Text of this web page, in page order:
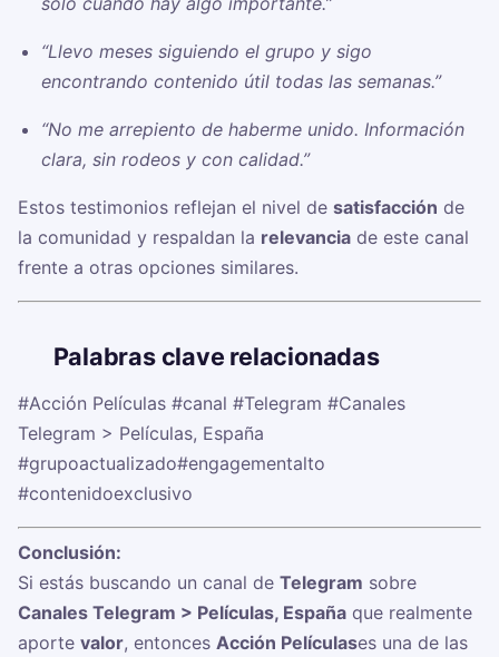
“Llevo meses siguiendo el grupo y sigo
encontrando contenido útil todas las semanas.”
“No me arrepiento de haberme unido. Información
clara, sin rodeos y con calidad.”
Estos testimonios reflejan el nivel de satisfacción de
la comunidad y respaldan la relevancia de este canal
frente a otras opciones similares.
Palabras clave relacionadas
#Acción Películas #canal #Telegram #Canales
Telegram > Películas, España
#grupoactualizado#engagementalto
#contenidoexclusivo
Conclusión:
Si estás buscando un canal de Telegram sobre
Canales Telegram > Películas, España que realmente
aporte valor, entonces Acción Películases una de las